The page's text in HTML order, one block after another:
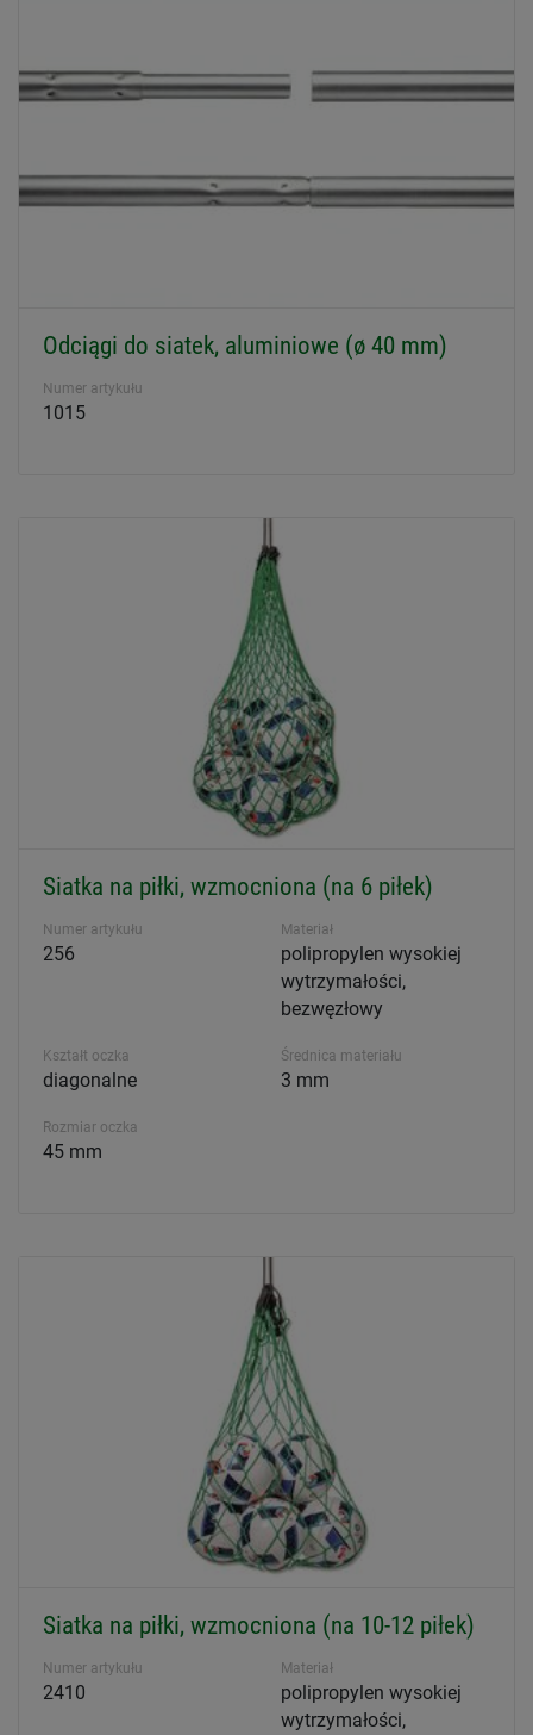
Odciągi do siatek, aluminiowe (ø 40 mm)
Numer artykułu
1015
Siatka na piłki, wzmocniona (na 6 piłek)
Numer artykułu
256
Materiał
polipropylen wysokiej
wytrzymałości,
bezwęzłowy
Kształt oczka
diagonalne
Średnica materiału
3 mm
Rozmiar oczka
45 mm
Siatka na piłki, wzmocniona (na 10-12 piłek)
Numer artykułu
2410
Materiał
polipropylen wysokiej
wytrzymałości,